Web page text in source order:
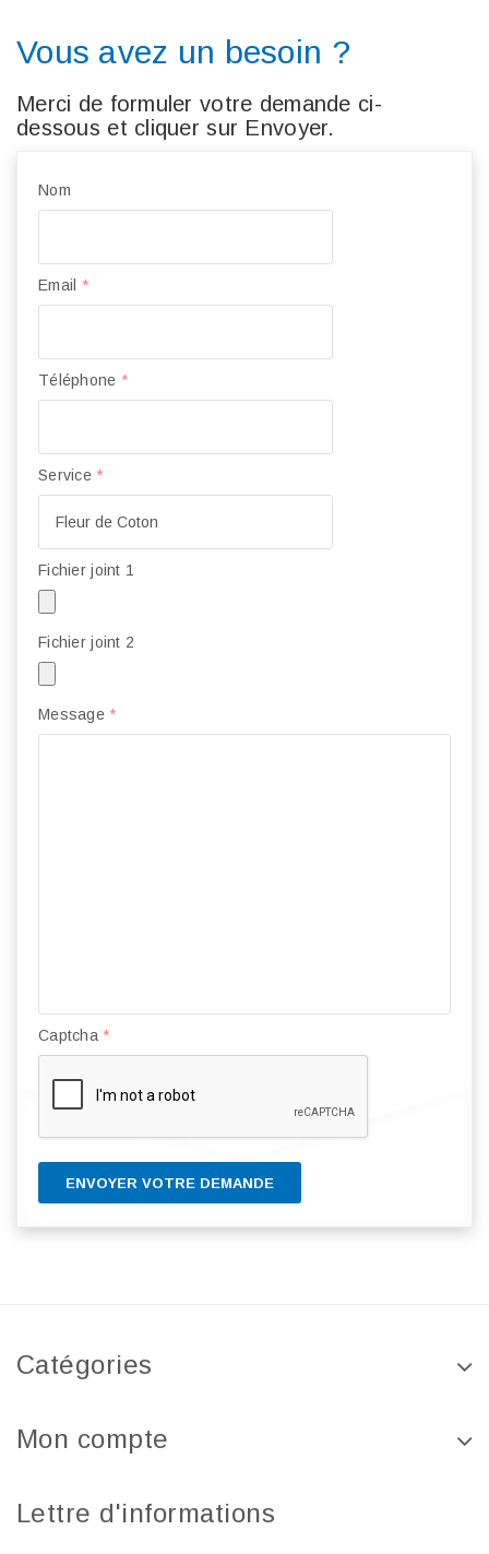
Vous avez un besoin ?
Merci de formuler votre demande ci-
dessous et cliquer sur Envoyer.
Nom
Email *
Téléphone *
Service *
Fichier joint 1
Fichier joint 2
Message *
Captcha *
ENVOYER VOTRE DEMANDE
Catégories
Mon compte
Lettre d'informations